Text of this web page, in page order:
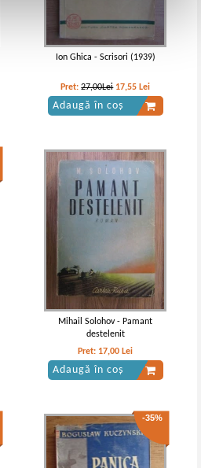
Ion Ghica - Scrisori (1939)
Pret:27,00Lei 17,55 Lei
Adaugă în coș
Mihail Solohov - Pamant
destelenit
Pret: 17,00 Lei
Adaugă în coș
-35%